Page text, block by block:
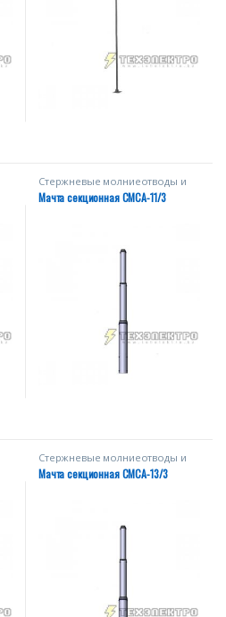
Стержневые молниеотводы и
мачты
Мачта секционная СМСА-11/3
Стержневые молниеотводы и
мачты
Мачта секционная СМСА-13/3